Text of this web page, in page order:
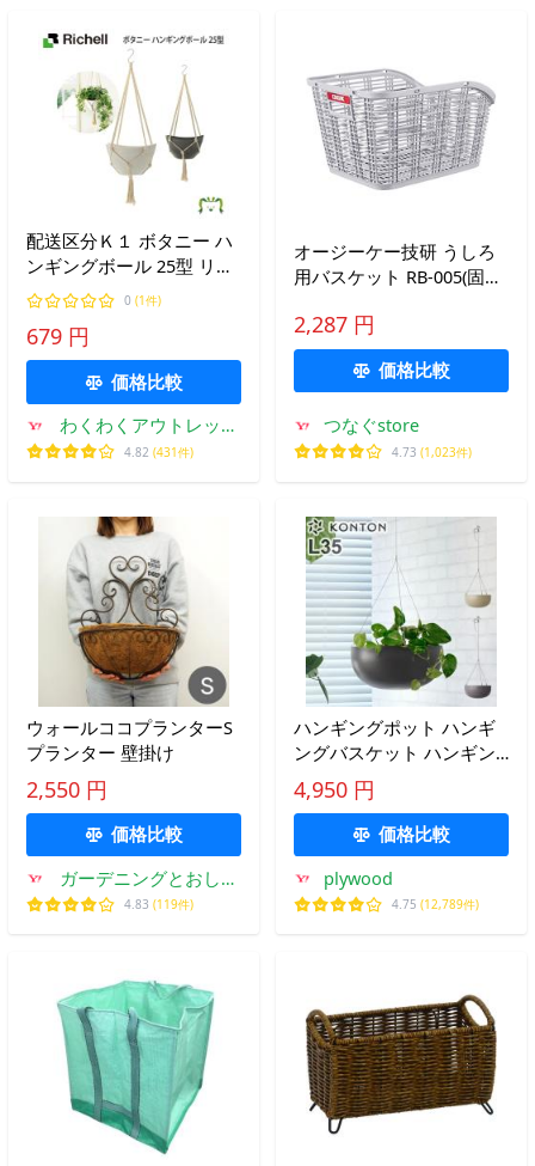
配送区分Ｋ１ ボタニー ハ
ンギングボール 25型 リッ
チェル 園芸 ガーデン ガー
デニング 植木 鉢 おしゃれ
室内 観葉植物 軽量 割れに
くい 扱いやすいコンテナ
0 (1件)
679 円
価格比較
わくわくアウトレット
ショップ
4.82 (431件)
オージーケー技研 うしろ
用バスケット RB-005(固定
イト グレー 自転車用
2,287 円
価格比較
つなぐstore
4.73 (1,023件)
ウォールココプランターS
プランター 壁掛け
2,550 円
価格比較
ガーデニングとおしゃ
れ雑貨のピッチ
4.83 (119件)
ハンギングポット ハンギ
ングバスケット ハンギン
グ 半円 おしゃれ 観葉植物
KONTON スチールハンギ
ング [L35] 吊り下げ 長さ
調整可能 組立式
4,950 円
価格比較
plywood
4.75 (12,789件)